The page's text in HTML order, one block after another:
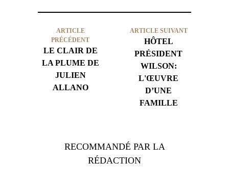
ARTICLE
PRÉCÉDENT
LE CLAIR DE
LA PLUME DE
JULIEN
ALLANO
ARTICLE SUIVANT
HÔTEL
PRÉSIDENT
WILSON:
L'ŒUVRE
D’UNE
FAMILLE
RECOMMANDÉ PAR LA
RÉDACTION